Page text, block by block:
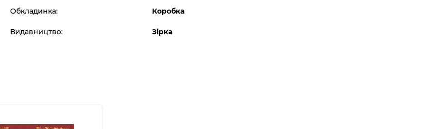
Обкладинка: Коробка
Видавництво: Зірка